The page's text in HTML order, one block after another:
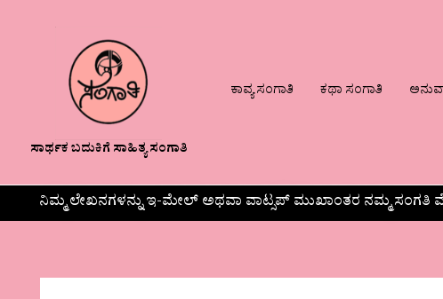
ಸಾರ್ಥಕ ಬದುಕಿಗೆ ಸಾಹಿತ್ಯ ಸಂಗಾತಿ
ಕಾವ್ಯ ಸಂಗಾತಿ ಕಥಾ ಸಂಗಾತಿ
ನಿಮ್ಮ ಲೇಖನಗಳನ್ನು ಇ-ಮೇಲ್ ಅಥವಾ ವಾಟ್ಸಪ್ ಮುಖಾಂತರ ನಮ್ಮ ಸಂಗತಿ